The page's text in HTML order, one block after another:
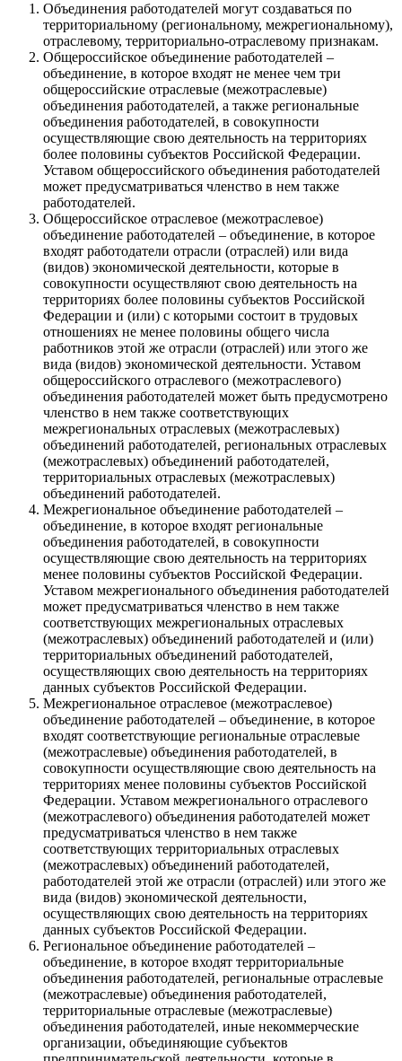
Объединения работодателей могут создаваться по
территориальному (региональному, межрегиональному),
отраслевому, территориально-отраслевому признакам.
Общероссийское объединение работодателей –
объединение, в которое входят не менее чем три
общероссийские отраслевые (межотраслевые)
объединения работодателей, а также региональные
объединения работодателей, в совокупности
осуществляющие свою деятельность на территориях
более половины субъектов Российской Федерации.
Уставом общероссийского объединения работодателей
может предусматриваться членство в нем также
работодателей.
Общероссийское отраслевое (межотраслевое)
объединение работодателей – объединение, в которое
входят работодатели отрасли (отраслей) или вида
(видов) экономической деятельности, которые в
совокупности осуществляют свою деятельность на
территориях более половины субъектов Российской
Федерации и (или) с которыми состоит в трудовых
отношениях не менее половины общего числа
работников этой же отрасли (отраслей) или этого же
вида (видов) экономической деятельности. Уставом
общероссийского отраслевого (межотраслевого)
объединения работодателей может быть предусмотрено
членство в нем также соответствующих
межрегиональных отраслевых (межотраслевых)
объединений работодателей, региональных отраслевых
(межотраслевых) объединений работодателей,
территориальных отраслевых (межотраслевых)
объединений работодателей.
Межрегиональное объединение работодателей –
объединение, в которое входят региональные
объединения работодателей, в совокупности
осуществляющие свою деятельность на территориях
менее половины субъектов Российской Федерации.
Уставом межрегионального объединения работодателей
может предусматриваться членство в нем также
соответствующих межрегиональных отраслевых
(межотраслевых) объединений работодателей и (или)
территориальных объединений работодателей,
осуществляющих свою деятельность на территориях
данных субъектов Российской Федерации.
Межрегиональное отраслевое (межотраслевое)
объединение работодателей – объединение, в которое
входят соответствующие региональные отраслевые
(межотраслевые) объединения работодателей, в
совокупности осуществляющие свою деятельность на
территориях менее половины субъектов Российской
Федерации. Уставом межрегионального отраслевого
(межотраслевого) объединения работодателей может
предусматриваться членство в нем также
соответствующих территориальных отраслевых
(межотраслевых) объединений работодателей,
работодателей этой же отрасли (отраслей) или этого же
вида (видов) экономической деятельности,
осуществляющих свою деятельность на территориях
данных субъектов Российской Федерации.
Региональное объединение работодателей –
объединение, в которое входят территориальные
объединения работодателей, региональные отраслевые
(межотраслевые) объединения работодателей,
территориальные отраслевые (межотраслевые)
объединения работодателей, иные некоммерческие
организации, объединяющие субъектов